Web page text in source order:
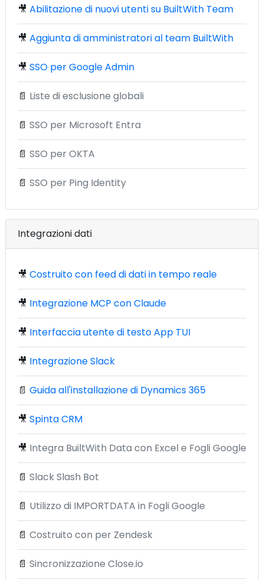
🎥 Abilitazione di nuovi utenti su BuiltWith Team
🎥 Aggiunta di amministratori al team BuiltWith
🎥 SSO per Google Admin
📄 Liste di esclusione globali
📄 SSO per Microsoft Entra
📄 SSO per OKTA
📄 SSO per Ping Identity
Integrazioni dati
🎥 Costruito con feed di dati in tempo reale
🎥 Integrazione MCP con Claude
🎥 Interfaccia utente di testo App TUI
🎥 Integrazione Slack
📄 Guida all'installazione di Dynamics 365
🎥 Spinta CRM
🎥 Integra BuiltWith Data con Excel e Fogli Google
📄 Slack Slash Bot
📄 Utilizzo di IMPORTDATA in Fogli Google
📄 Costruito con per Zendesk
📄 Sincronizzazione Close.io